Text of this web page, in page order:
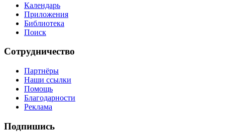
Календарь
Приложения
Библиотека
Поиск
Сотрудничество
Партнёры
Наши ссылки
Помощь
Благодарности
Реклама
Подпишись